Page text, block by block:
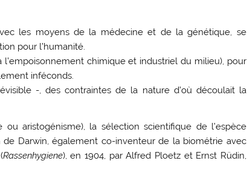
les moyens de la médecine et de la génétique, se
pour l’humanité.
chimique et industriel du milieu), pour
inféconds.
-, des contraintes de la nature d’où découlait la
ou aristogénisme), la sélection scientifique de l’espèce
Darwin, également co-inventeur de la biométrie avec
Rassenhygiene), en 1904, par Alfred Ploetz et Ernst Rüdin,